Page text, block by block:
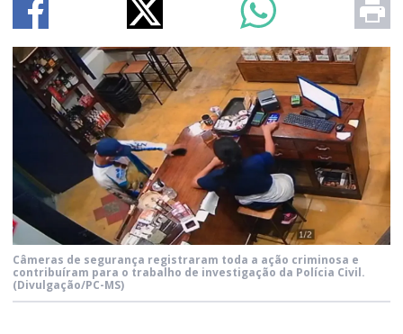
Câmeras de segurança registraram toda a ação criminosa e
contribuíram para o trabalho de investigação da Polícia Civil.
(Divulgação/PC-MS)